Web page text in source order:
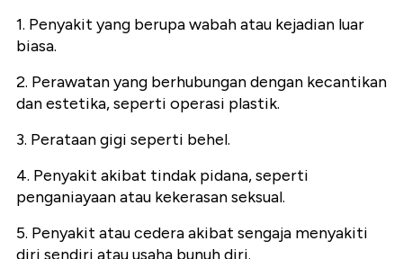
1. Penyakit yang berupa wabah atau kejadian luar
biasa.
2. Perawatan yang berhubungan dengan kecantikan
dan estetika, seperti operasi plastik.
3. Perataan gigi seperti behel.
4. Penyakit akibat tindak pidana, seperti
penganiayaan atau kekerasan seksual.
5. Penyakit atau cedera akibat sengaja menyakiti
diri sendiri atau usaha bunuh diri.